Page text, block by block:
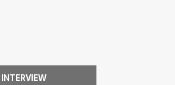
INTERVIEW